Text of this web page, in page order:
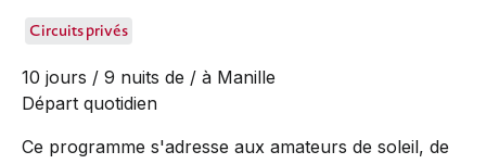
Circuits privés
10 jours / 9 nuits de / à Manille
Départ quotidien
Ce programme s'adresse aux amateurs de soleil, de